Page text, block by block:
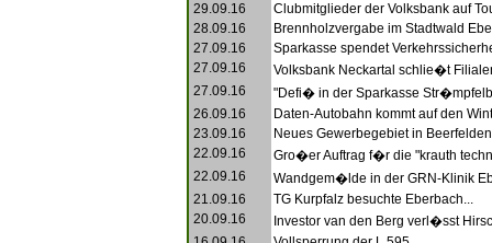
29.09.16
Clubmitglieder der Volksbank auf
28.09.16
Brennholzvergabe im Stadtwald
27.09.16
Sparkasse spendet
27.09.16
Volksbank Neckartal schlie�t
27.09.16
"Defi� in der Sparkasse
26.09.16
Daten-Autobahn kommt auf den
23.09.16
Neues Gewerbegebiet in
22.09.16
Gro�er Auftrag f�r die "krauth
22.09.16
Wandgem�lde in der GRN-Klinik
21.09.16
TG Kurpfalz besuchte Eberbach...
20.09.16
Investor van den Berg verl�sst